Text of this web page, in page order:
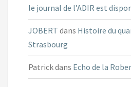
le journal de l’ADIR est
JOBERT dans Histoire du
Strasbourg
Patrickdans Echo de la